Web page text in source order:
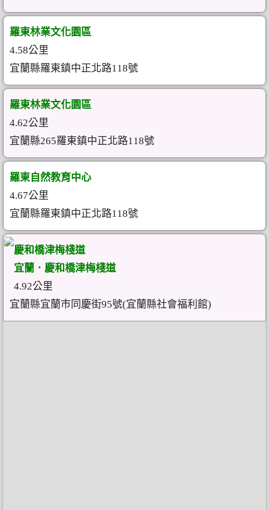
羅東林業文化園區
4.58公里
宜蘭縣羅東鎮中正北路118號
羅東林業文化園區
4.62公里
宜蘭縣265羅東鎮中正北路118號
羅東自然教育中心
4.67公里
宜蘭縣羅東鎮中正北路118號
慶和橋津梅棧道
宜蘭．慶和橋津梅棧道
4.92公里
宜蘭縣宜蘭市同慶街95號(宜蘭縣社會福利館)